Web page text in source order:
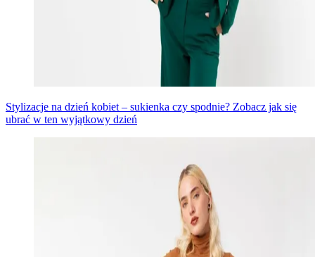
Stylizacje na dzień kobiet – sukienka czy spodnie? Zobacz jak się
ubrać w ten wyjątkowy dzień